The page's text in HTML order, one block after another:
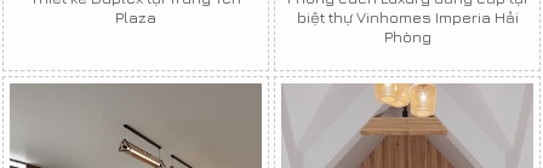
Plaza
biệt thự Vinhomes Imperia Hải
Phòng